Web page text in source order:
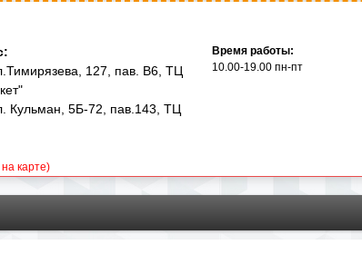
основному127, пав. В6, ТЦ
Кульман, 5Б-72, пав.143, ТЦ
карте)
Время работы:
10.00-19.00 пн-пт